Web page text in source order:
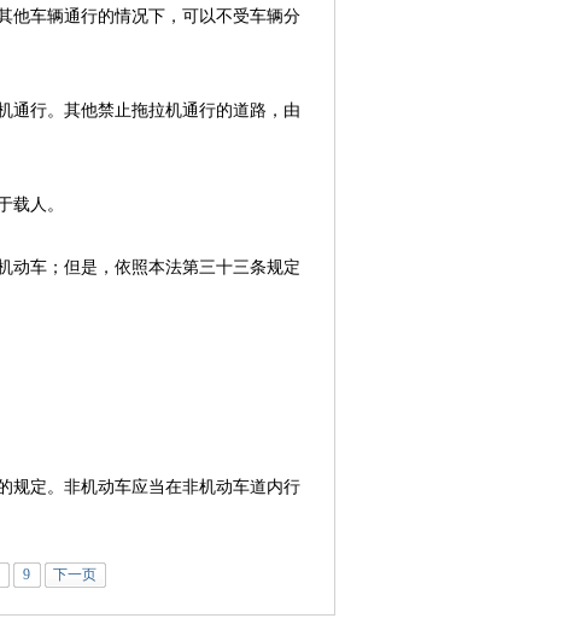
车辆通行的情况下，可以不受车辆分
行。其他禁止拖拉机通行的道路，由
人。
车；但是，依照本法第三十三条规定
规定。非机动车应当在非机动车道内行
9 下一页